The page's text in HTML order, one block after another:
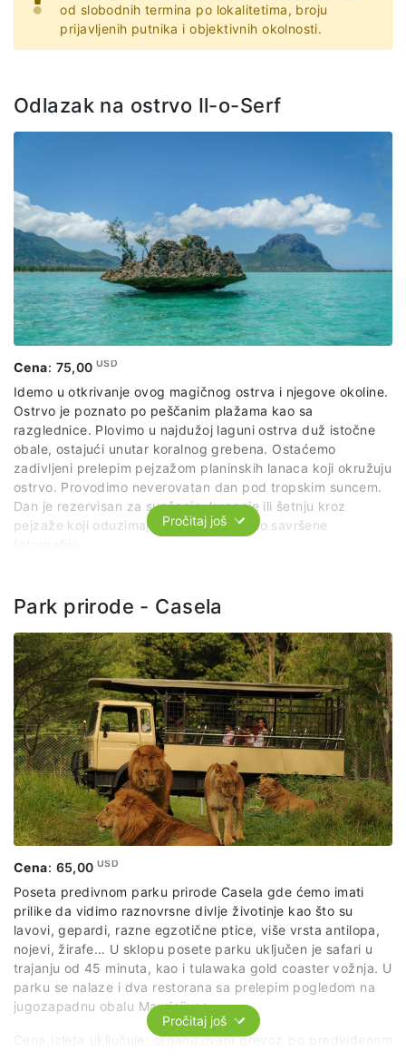
od slobodnih termina po lokalitetima, broju
prijavljenih putnika i objektivnih okolnosti.
Odlazak na ostrvo Il-o-Serf
Cena: 75,00USD
Idemo u otkrivanje ovog magičnog ostrva i njegove okoline.
Ostrvo je poznato po peščanim plažama kao sa
razglednice. Plovimo u najdužoj laguni ostrva duž istočne
obale, ostajući unutar koralnog grebena. Ostaćemo
zadivljeni prelepim pejzažom planinskih lanaca koji okružuju
ostrvo. Provodimo neverovatan dan pod tropskim suncem.
Dan je rezervisan za sunčanje, kupanje ili šetnju kroz
pejzaže koji oduzimaju dah dok pravimo savršene
itineraru, usluge predstvanika naše agencije, ručak.
Pročitaj još
Park prirode - Casela
Cena: 65,00USD
Poseta predivnom parku prirode Casela gde ćemo imati
prilike da vidimo raznovrsne divlje životinje kao što su
lavovi, gepardi, razne egzotične ptice, više vrsta antilopa,
nojevi, žirafe… U sklopu posete parku uključen je safari u
trajanju od 45 minuta, kao i tulawaka gold coaster vožnja. U
parku se nalaze i dva restorana sa prelepim pogledom na
jugozapadnu obalu Mauricijusa.
Cena izleta uključuje: organizovani prevoz po predviđenom
Pročitaj još